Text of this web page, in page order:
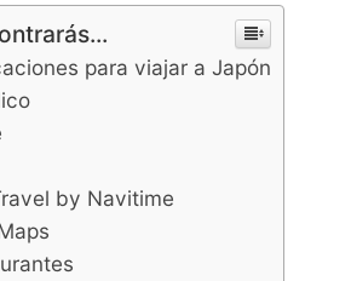
para viajar a Japón
by Navitime